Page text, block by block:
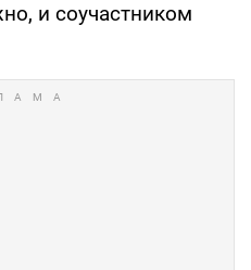
и соучастником